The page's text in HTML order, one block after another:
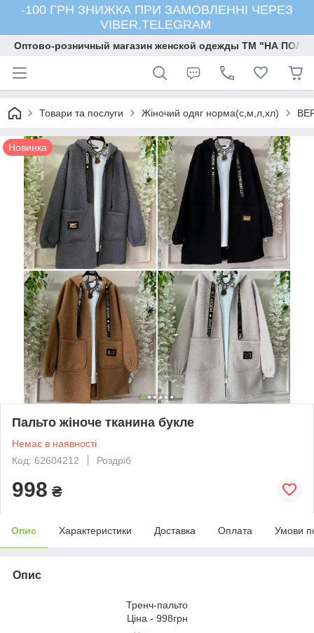
-100 ГРН ЗНИЖКА ПРИ ЗАМОВЛЕННІ ЧЕРЕЗ
VIBER.TELEGRAM
Оптово-розничный магазин женской одежды ТМ "НА
Товари та послуги Жіночий одяг норма(с,м,л,хл)
Новинка
Пальто жіноче тканина букле
Немає в наявності
Код: 62604212
Роздріб
998 ₴
Опис Характеристики Доставка Оплата Умови
Опис
Тренч-пальто
Ціна - 998грн